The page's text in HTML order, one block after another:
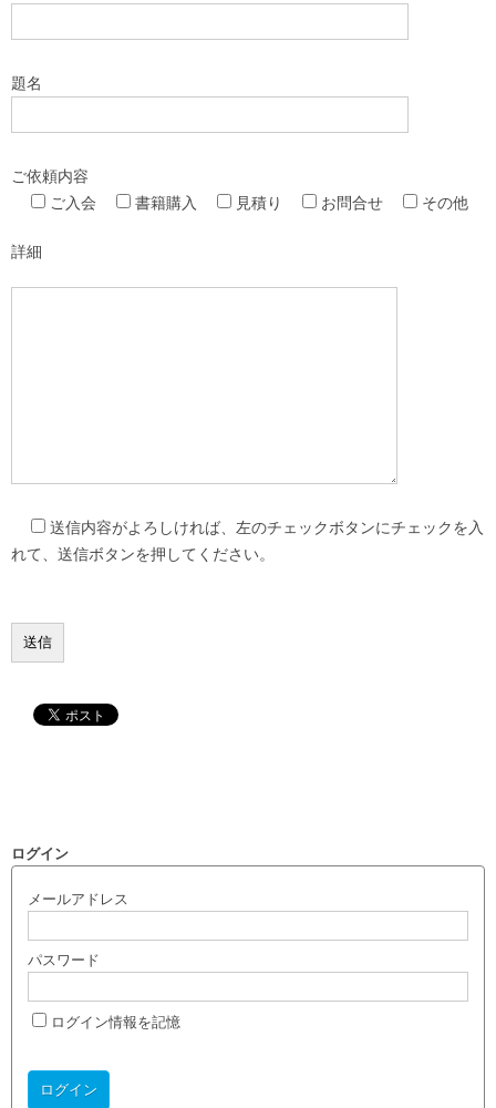
題名
ご依頼内容
ご入会
書籍購入 見積り お問合せ その他
詳細
送信内容がよろしければ、左のチェックボタンにチェックを入
れて、送信ボタンを押してください。
ログイン
メールアドレス
パスワード
ログイン情報を記憶